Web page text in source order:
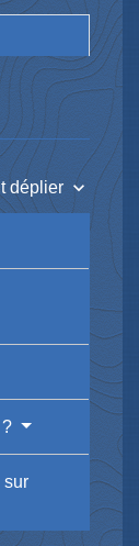
déplier keyboard_arrow_down
sur